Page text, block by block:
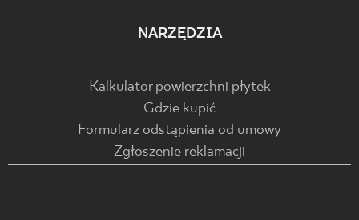
NARZĘDZIA
Kalkulator powierzchni płytek
Gdzie kupić
Formularz odstąpienia od umowy
Zgłoszenie reklamacji